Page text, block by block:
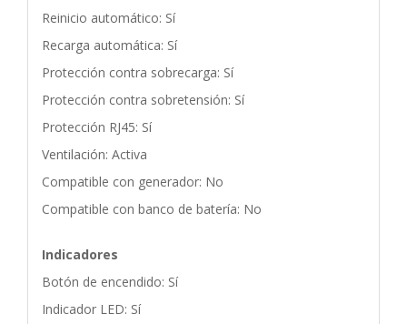
Reinicio automático: Sí
Recarga automática: Sí
Protección contra sobrecarga: Sí
Protección contra sobretensión: Sí
Protección RJ45: Sí
Ventilación: Activa
Compatible con generador: No
Compatible con banco de batería: No
Indicadores
Botón de encendido: Sí
Indicador LED: Sí